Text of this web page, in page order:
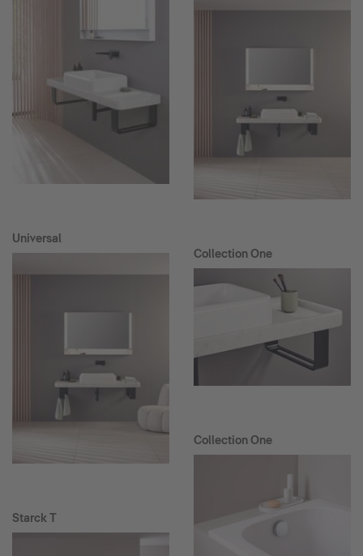
Universal
Starck T
Collection One
Collection One